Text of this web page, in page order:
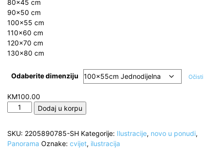
80×45 cm
90×50 cm
100×55 cm
110×60 cm
120×70 cm
130×80 cm
Odaberite dimenziju Očisti
KM100.00
Pink
cvjetovi,
Ilustracija
Dodaj u korpu
SKU: 2205890785-SH Kategorije: Ilustracije, novo u ponudi,
Panorama Oznake: cvijet, ilustracija